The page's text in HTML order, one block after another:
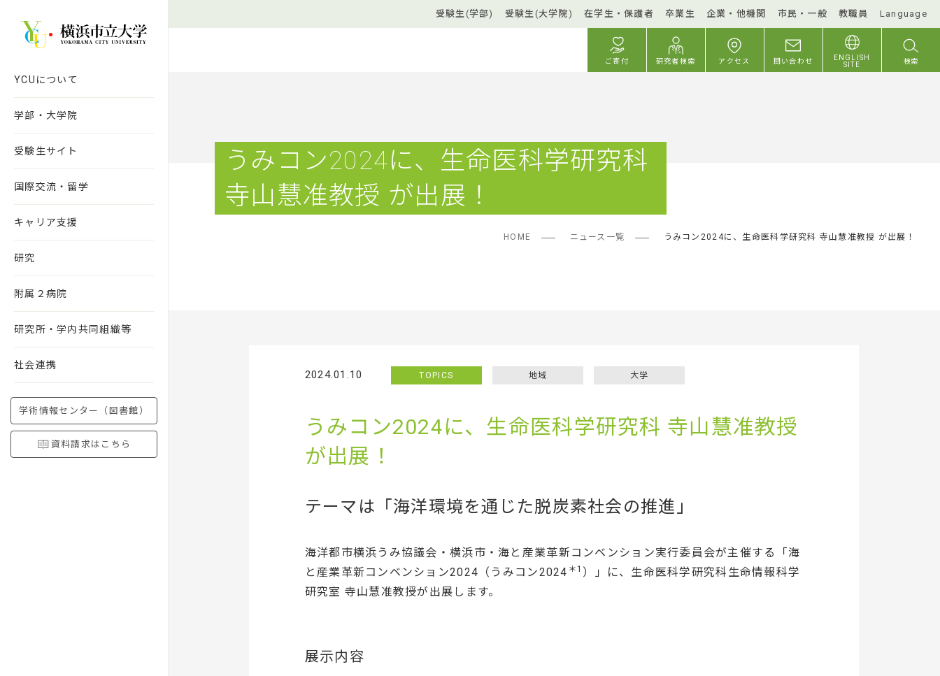
YCUについて
学部・大学院
受験生サイト
国際交流・留学
キャリア支援
研究
附属２病院
研究所・学内共同組織等
社会連携
学術情報センター（図書館）
資料請求はこちら
受験生(学部) 受験生(大学院) 在学生・保護者 卒業生 企業・他機関 市民・一般 教職員 Language
ご寄付 研究者検索 アクセス 問い合わせ
ENGLISH
SITE
検索
うみコン2024に、生命医科学研究科
寺山慧准教授 が出展！
HOME ニュース一覧 うみコン2024に、生命医科学研究科 寺山慧准教授 が出展！
2024.01.10 TOPICS 地域 大学
うみコン2024に、生命医科学研究科 寺山慧准教授
が出展！
テーマは「海洋環境を通じた脱炭素社会の推進」
海洋都市横浜うみ協議会・横浜市・海と産業革新コンベンション実行委員会が主催する「海
と産業革新コンベンション2024（うみコン2024 ＊1 ）」に、生命医科学研究科生命情報科学
研究室 寺山慧准教授が出展します。
展示内容